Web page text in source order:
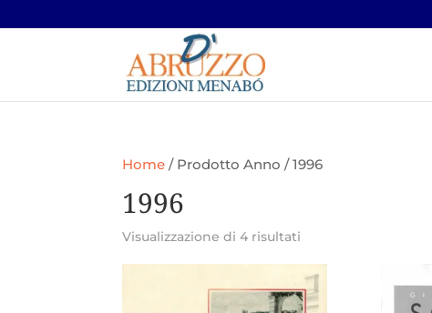
Home / Prodotto Anno / 1996
1996
Visualizzazione di 4 risultati
base
al